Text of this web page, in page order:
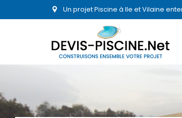
Un projet Piscine à Ile et Vilaine